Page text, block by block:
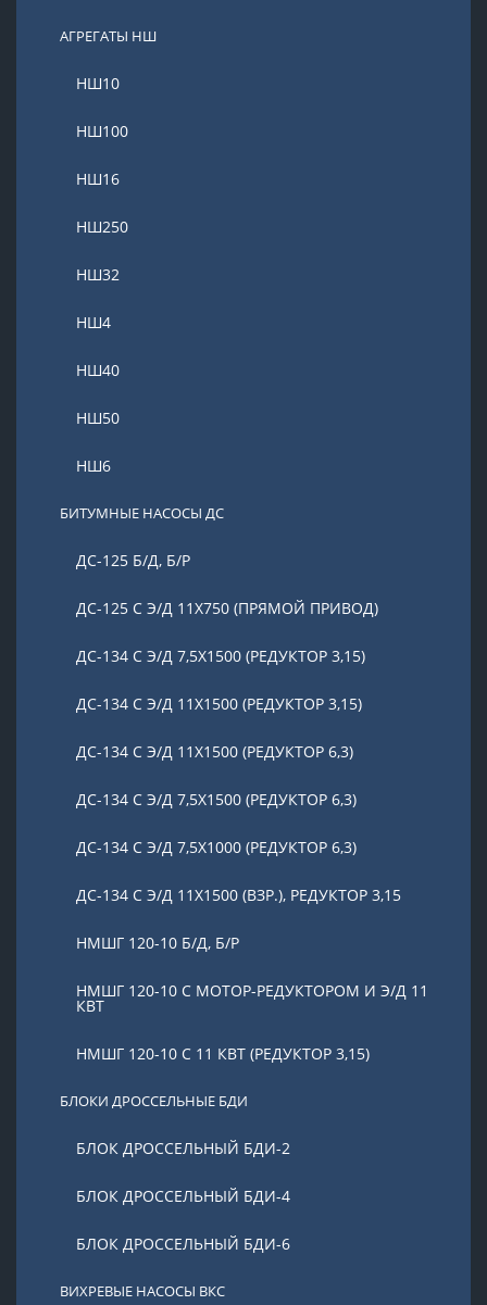
АГРЕГАТЫ НШ
НШ10
НШ100
НШ16
НШ250
НШ32
НШ4
НШ40
НШ50
НШ6
БИТУМНЫЕ НАСОСЫ ДС
ДС-125 Б/Д, Б/Р
ДС-125 С Э/Д 11Х750 (ПРЯМОЙ ПРИВОД)
ДС-134 С Э/Д 7,5Х1500 (РЕДУКТОР 3,15)
ДС-134 С Э/Д 11Х1500 (РЕДУКТОР 3,15)
ДС-134 С Э/Д 11Х1500 (РЕДУКТОР 6,3)
ДС-134 С Э/Д 7,5Х1500 (РЕДУКТОР 6,3)
ДС-134 С Э/Д 7,5Х1000 (РЕДУКТОР 6,3)
ДС-134 С Э/Д 11Х1500 (ВЗР.), РЕДУКТОР 3,15
НМШГ 120-10 Б/Д, Б/Р
НМШГ 120-10 С МОТОР-РЕДУКТОРОМ И Э/Д 11
КВТ
НМШГ 120-10 С 11 КВТ (РЕДУКТОР 3,15)
БЛОКИ ДРОССЕЛЬНЫЕ БДИ
БЛОК ДРОССЕЛЬНЫЙ БДИ-2
БЛОК ДРОССЕЛЬНЫЙ БДИ-4
БЛОК ДРОССЕЛЬНЫЙ БДИ-6
ВИХРЕВЫЕ НАСОСЫ ВКС